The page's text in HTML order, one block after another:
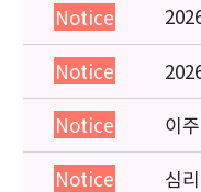
Notice
프
Notice
종
Notice
이
검
Notice
심